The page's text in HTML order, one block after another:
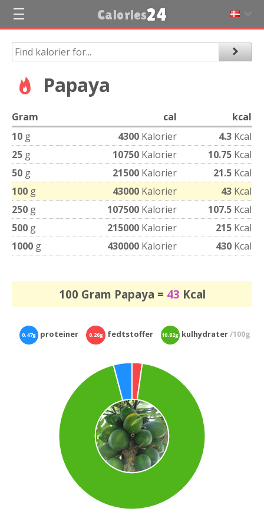
Calories24
Papaya
Gram cal
kcal
10 g 4300 Kalorier 4.3 Kcal
25 g 10750 Kalorier 10.75 Kcal
50 g 21500 Kalorier 21.5 Kcal
100 g 43000 Kalorier 43 Kcal
250 g 107500 Kalorier 107.5 Kcal
500 g 215000 Kalorier 215 Kcal
1000 g 430000 Kalorier 430 Kcal
100 Gram Papaya = 43 Kcal
0.47g proteiner 0.26g fedtstoffer 10.82gkulhydrater/100g